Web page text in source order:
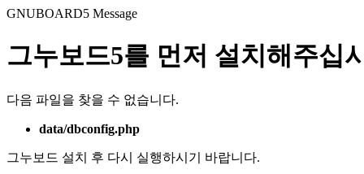
GNUBOARD5 Message
그누보드5를 먼저 설치해주십
다음 파일을 찾을 수 없습니다.
data/dbconfig.php
그누보드 설치 후 다시 실행하시기 바랍니다.